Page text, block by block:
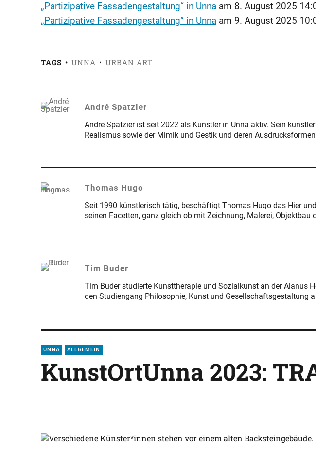
„Partizipative Fassadengestaltung“ in Unna am 8. August 2025
„Partizipative Fassadengestaltung“ in Unna am 9. August 2025
TAGS UNNA URBAN ART
André Spatzier
André Spatzier ist seit 2022 als Künstler in Unna aktiv. Sein
Realismus sowie der Mimik und Gestik und deren
Thomas Hugo
Seit 1990 künstlerisch tätig, beschäftigt Thomas Hugo das Hier
seinen Facetten, ganz gleich ob mit Zeichnung, Malerei, Objektbau
Tim Buder
Tim Buder studierte Kunsttherapie und Sozialkunst an der Alanus
den Studiengang Philosophie, Kunst und Gesellschaftsgestaltung
UNNA ALLGEMEIN
KunstOrtUnna 2023: